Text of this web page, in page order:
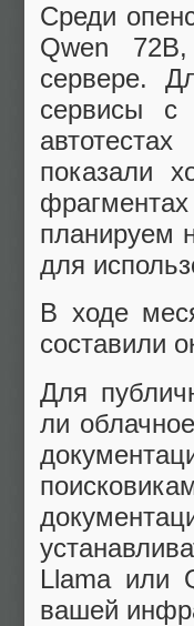
Среди
Qwen
сервере.
сервисы
показали
планируем
для
В ходе
составили
Для
ли
Llama или
вашей